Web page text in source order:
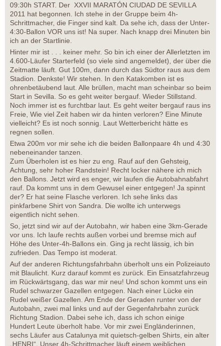
09:30h START. Der XXVII MARATÓN CIUDAD DE SEVILLA
2011 hat begonnen. Ich stehe in der Gruppe beim 4h-
Schrittmacher, die Finger sind kalt. Da sehe ich, dass der Unter-
4:30-Ballon VOR uns ist! Na super. Nach knapp drei Minuten bin
ich an der Startlinie.
Hinter mir ist . . . keiner mehr. So bin ich einer der Allerletzten im
4.600-Läufer Starterfeld (so viele sind angemeldet), der über die
Zeitmatte läuft. Gut 100m, dann durch das Südtor raus aus dem
Stadion. Denkste! Wir stehen. In den Katakomben ist es
ohrenbetäubend laut. Alle brüllen, macht man scheinbar so beim
Start in Sevilla. So es geht weiter bergauf. Wieder Stillstand.
Noch immer ist es furchtbar laut. Es geht weiter bergauf raus ins
Freie, Wie viel Zeit haben wir da hinten verloren? Eine Minute
vielleicht? Es ist noch sonnig. Laut Wetterbericht hätte es
regnen sollen.
Etwa 200m vor mir sehe ich die beiden Ballonpaare 4h und 4:30
nebeneinander tanzen.
Zum Überholen ist es hier zu eng. Rauf auf den Gehsteig,
Achtung, sehr hoher Randstein! Recht locker nähere ich mich
den Ballons. Jetzt wird es enger, wir laufen die Autobahnabfahrt
rauf. Da kommt uns in dem Gewusel einer entgegen! Ja spinnt
der? Er hat seine Flasche verloren. Ich sehe links das
pinkfarbene Shirt von Sandra. Die wollte ich unterwegs
eigentlich nicht sehen.
So, jetzt sind wir auf der Autobahn, wir haben eine 3km-Gerade
vor uns. Ich laufe rechts außen vorbei und bremse mich auf
Höhe des Unter-4h-Ballons ein. Ging ja recht lässig, ich bin
zufrieden. Das Tempo ist moderat.
Auf der anderen Richtungsfahrbahn überholt uns ein Polizeiauto
mit Blaulicht. Kurz darauf kommt es zurück. Ein Einsatzfahrzeug
im Rückwärtsgang, das war mir neu! Und schon kommt uns ein
Rudel schwarzer Gazellen entgegen. Nach einer Lücke ein
Rudel weißer Gazellen. Am Ende der Geraden runter von der
Autobahn, zwei mal links und auf der Gegenfahrbahn zurück
Richtung Stadion. Dabei sehe ich, dass ich schon einige
Hundert Leute überholt habe. Vor mir zwei Engländerinnen,
sechs Läufer aus Catalunya mit quietsch-gelben Shirts, ein alter
„HENRI“. Unser 4h-Schrittmacher läuft einem weiblichen